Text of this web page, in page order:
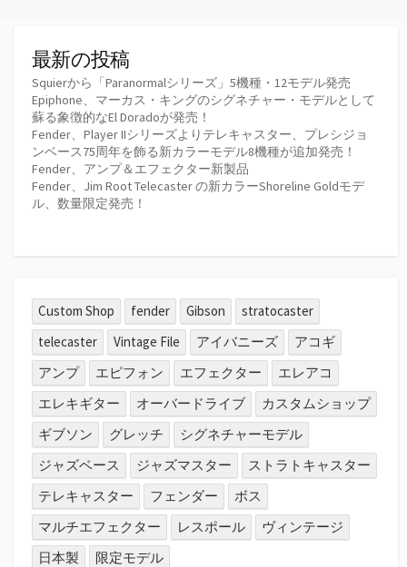
最新の投稿
Squierから「Paranormalシリーズ」5機種・12モデル発売
Epiphone、マーカス・キングのシグネチャー・モデルとして
蘇る象徴的なEl Doradoが発売！
Fender、Player IIシリーズよりテレキャスター、プレシジョ
ンベース75周年を飾る新カラーモデル8機種が追加発売！
Fender、アンプ＆エフェクター新製品
Fender、Jim Root Telecaster の新カラーShoreline Goldモデ
ル、数量限定発売！
Custom Shop fender Gibson
stratocaster
telecaster
Vintage File アイバニーズ
アコギ
アンプ
エピフォン エフェクター
エレアコ
エレキギター
オーバードライブ
カスタムショップ
ギブソン
グレッチ
シグネチャーモデル
ジャズベース
ジャズマスター
ストラトキャスター
テレキャスター
フェンダー
ボス
マルチエフェクター
レスポール
ヴィンテージ
日本製
限定モデル